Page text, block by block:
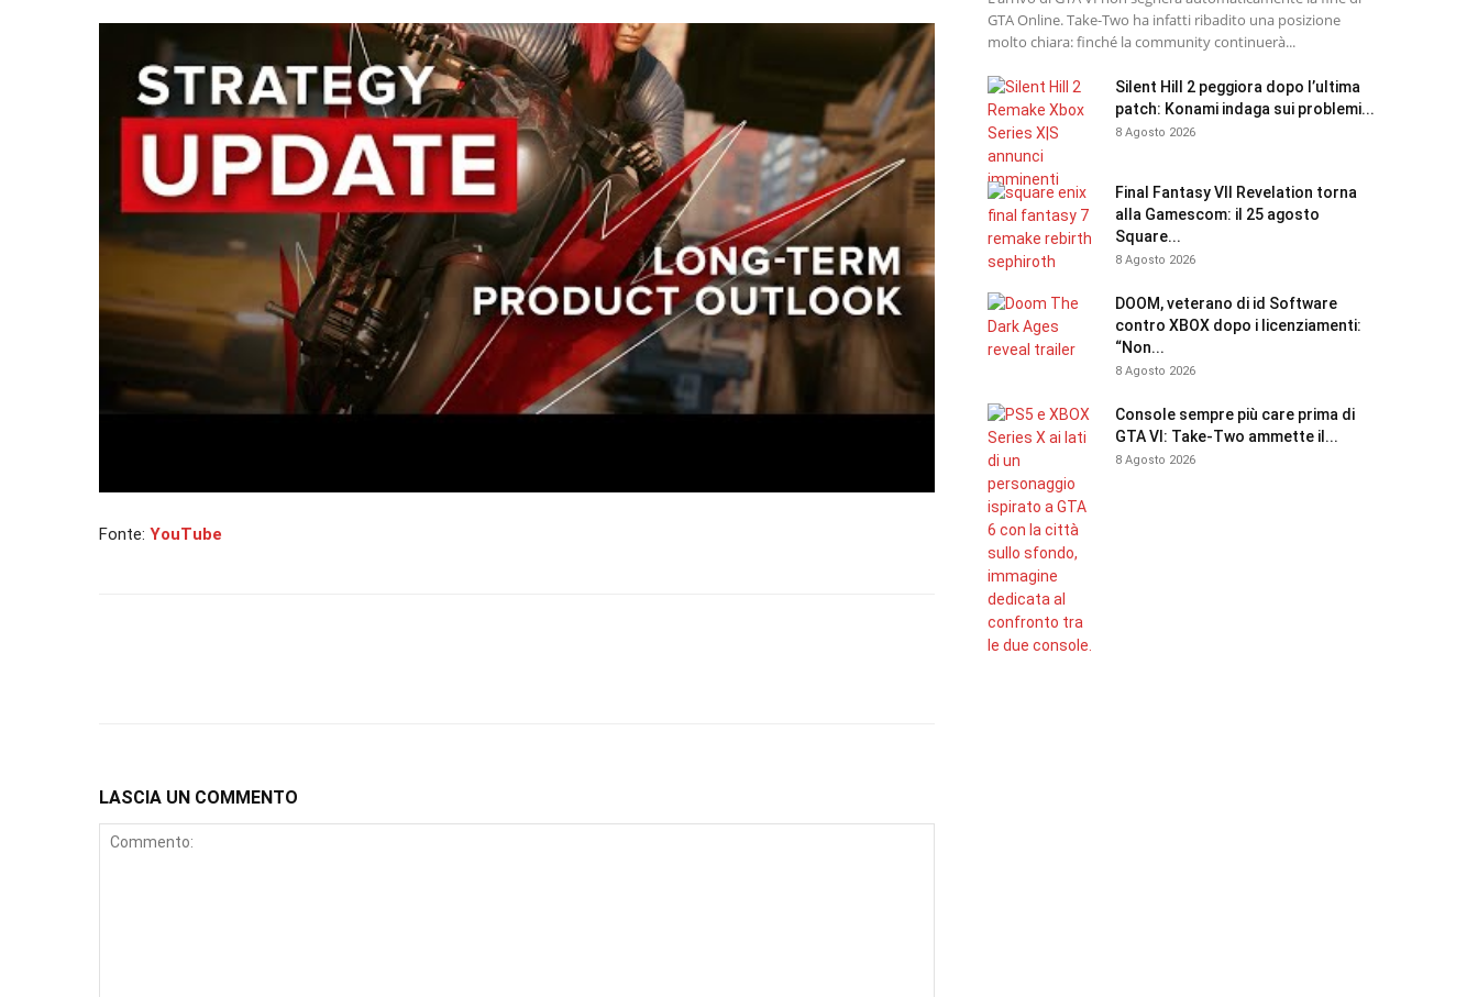
Fonte: YouTube
LASCIA UN COMMENTO
GTA Online. Take-Two ha infatti ribadito una posizione
molto chiara: finché la community continuerà...
Silent Hill 2 peggiora dopo l’ultima
patch: Konami indaga sui problemi...
8 Agosto 2026
Final Fantasy VII Revelation torna
alla Gamescom: il 25 agosto
Square...
8 Agosto 2026
DOOM, veterano di id Software
contro XBOX dopo i licenziamenti:
“Non...
8 Agosto 2026
Console sempre più care prima di
GTA VI: Take-Two ammette il...
8 Agosto 2026